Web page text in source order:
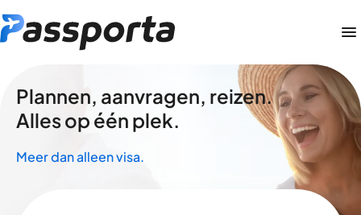
Plannen, aanvragen, reizen.
Alles op één plek.
Meer dan alleen visa.